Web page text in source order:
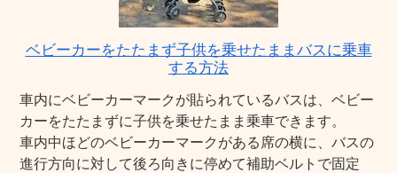
ベビーカーをたたまず子供を乗せたままバスに乗車
する方法
車内にベビーカーマークが貼られているバスは、ベビー
カーをたたまずに子供を乗せたまま乗車できます。
車内中ほどのベビーカーマークがある席の横に、バスの
進行方向に対して後ろ向きに停めて補助ベルトで固定